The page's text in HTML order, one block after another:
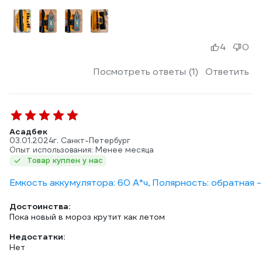
Посмотреть ответы (1) Ответить
4 0
Асадбек
03.01.2024г. Санкт-Петербург
Опыт использования: Менее месяца
Товар куплен у нас
Емкость аккумулятора: 60 А*ч, Полярность: обратная
Достоинства:
Пока новый в мороз крутит как летом
Недостатки:
Нет